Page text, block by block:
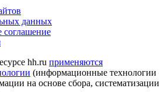
данных
соглашение
hh.ru применяются
(информационные технологии
на основе сбора, систематизации